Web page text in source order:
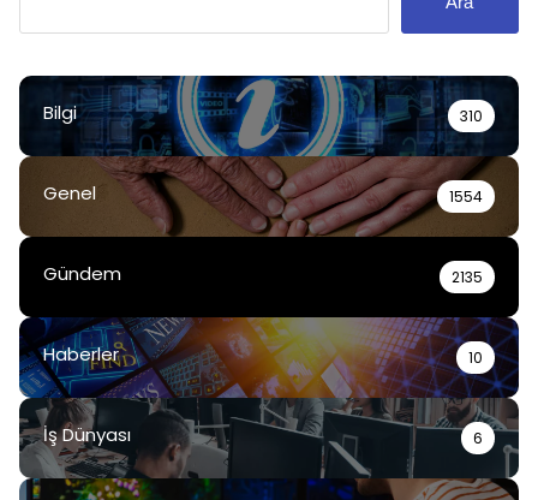
Bilgi 310
Genel 1554
Gündem 2135
Haberler 10
İş Dünyası 6